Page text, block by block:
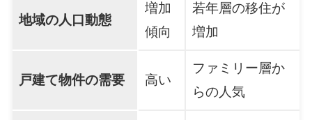
地域の人口動態
増加
傾向
若年層の移住が
増加
戸建て物件の需要 高い
ファミリー層か
らの人気